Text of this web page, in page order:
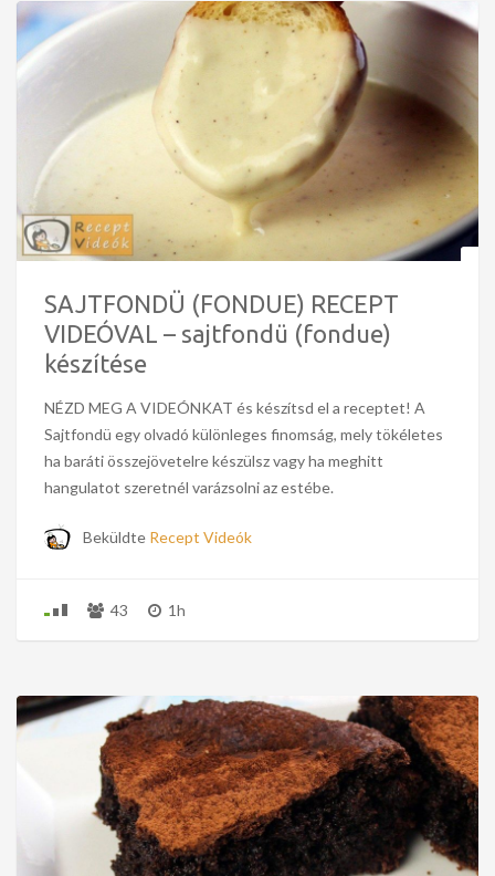
SAJTFONDÜ (FONDUE) RECEPT
VIDEÓVAL – sajtfondü (fondue)
készítése
NÉZD MEG A VIDEÓNKAT és készítsd el a receptet! A
Sajtfondü egy olvadó különleges finomság, mely tökéletes
ha baráti összejövetelre készülsz vagy ha meghitt
hangulatot szeretnél varázsolni az estébe.
Beküldte Recept Videók
43 1h